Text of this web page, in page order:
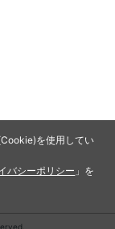
を使用してい
バシーポリシー 」を